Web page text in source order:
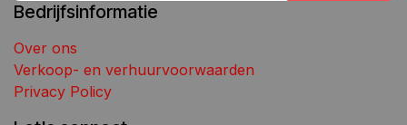
Bedrijfsinformatie
Over ons
Verkoop- en verhuurvoorwaarden
Privacy Policy